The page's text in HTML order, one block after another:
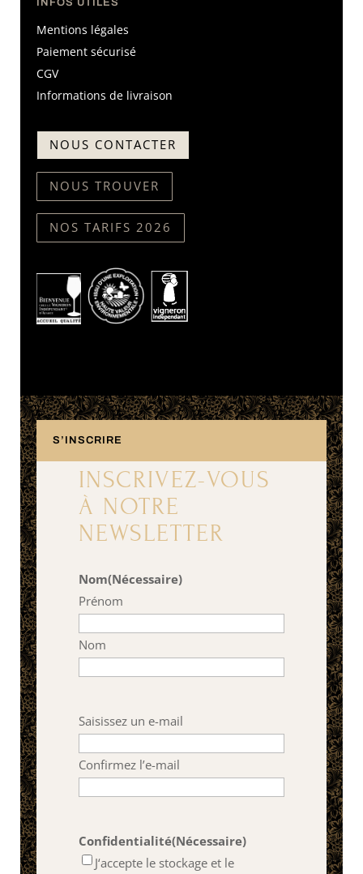
Mentions légales
Paiement sécurisé
CGV
Informations de livraison
NOUS CONTACTER
NOUS TROUVER
NOS TARIFS 2026
S’INSCRIRE
INSCRIVEZ-VOUS
À NOTRE
NEWSLETTER
Nom(Nécessaire)
Prénom
Nom
E-
Saisissez un e-mail
Confirmez l’e-mail
Confidentialité(Nécessaire)
J‘accepte le stockage et le